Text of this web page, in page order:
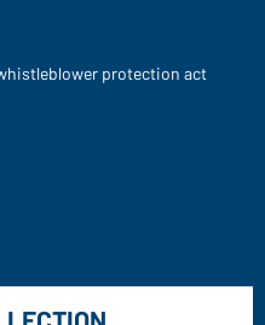
protection act